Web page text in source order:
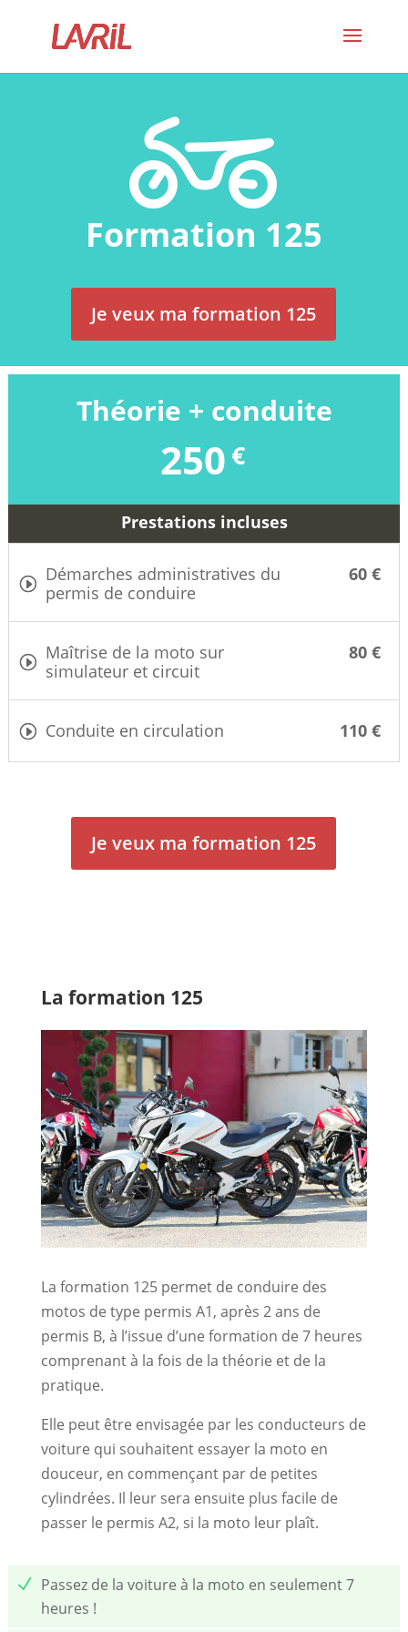
Formation 125
Je veux ma formation 125
Théorie + conduite
250 €
Prestations incluses
Démarches administratives du
permis de conduire
Maîtrise de la moto sur
simulateur et circuit
Conduite en circulation
Je veux ma formation 125
La formation 125
La formation 125 permet de conduire des
motos de type permis A1, après 2 ans de
permis B, à l’issue d’une formation de 7 heures
comprenant à la fois de la théorie et de la
pratique.
Elle peut être envisagée par les conducteurs de
voiture qui souhaitent essayer la moto en
douceur, en commençant par de petites
cylindrées. Il leur sera ensuite plus facile de
passer le permis A2, si la moto leur plaît.
Passez de la voiture à la moto en seulement 7
heures !